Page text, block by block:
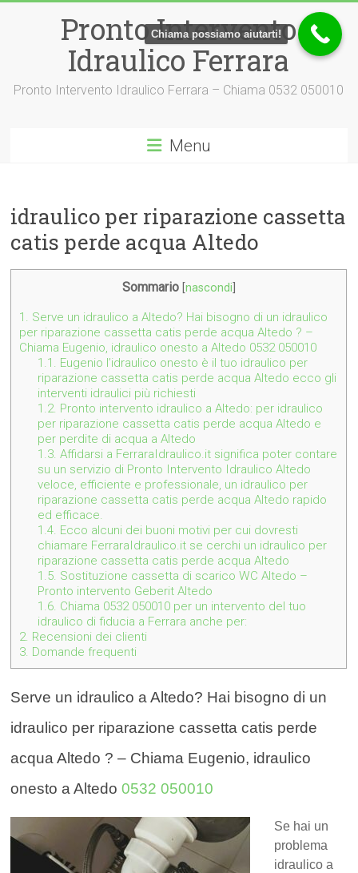
Pronto Intervento
Idraulico Ferrara
Pronto Intervento Idraulico Ferrara – Chiama 0532 050010
Menu
idraulico per riparazione cassetta
catis perde acqua Altedo
Sommario nascondi
1. Serve un idraulico a Altedo? Hai bisogno di un idraulico
per riparazione cassetta catis perde acqua Altedo ? –
Chiama Eugenio, idraulico onesto a Altedo 0532 050010
1.1. Eugenio l’idraulico onesto è il tuo idraulico per
riparazione cassetta catis perde acqua Altedo ecco gli
interventi idraulici più richiesti
1.2. Pronto intervento idraulico a Altedo: per idraulico
per riparazione cassetta catis perde acqua Altedo e
per perdite di acqua a Altedo
1.3. Affidarsi a FerraraIdraulico.it significa poter contare
su un servizio di Pronto Intervento Idraulico Altedo
veloce, efficiente e professionale, un idraulico per
riparazione cassetta catis perde acqua Altedo rapido
ed efficace.
1.4. Ecco alcuni dei buoni motivi per cui dovresti
chiamare FerraraIdraulico.it se cerchi un idraulico per
riparazione cassetta catis perde acqua Altedo
1.5. Sostituzione cassetta di scarico WC Altedo –
Pronto intervento Geberit Altedo
1.6. Chiama 0532 050010 per un intervento del tuo
idraulico di fiducia a Ferrara anche per:
2. Recensioni dei clienti
3. Domande frequenti
Serve un idraulico a Altedo? Hai bisogno di un
idraulico per riparazione cassetta catis perde
acqua Altedo ? – Chiama Eugenio, idraulico
onesto a Altedo0532 050010
Se hai un
problema
idraulico a
Chiama possiamo aiutarti!